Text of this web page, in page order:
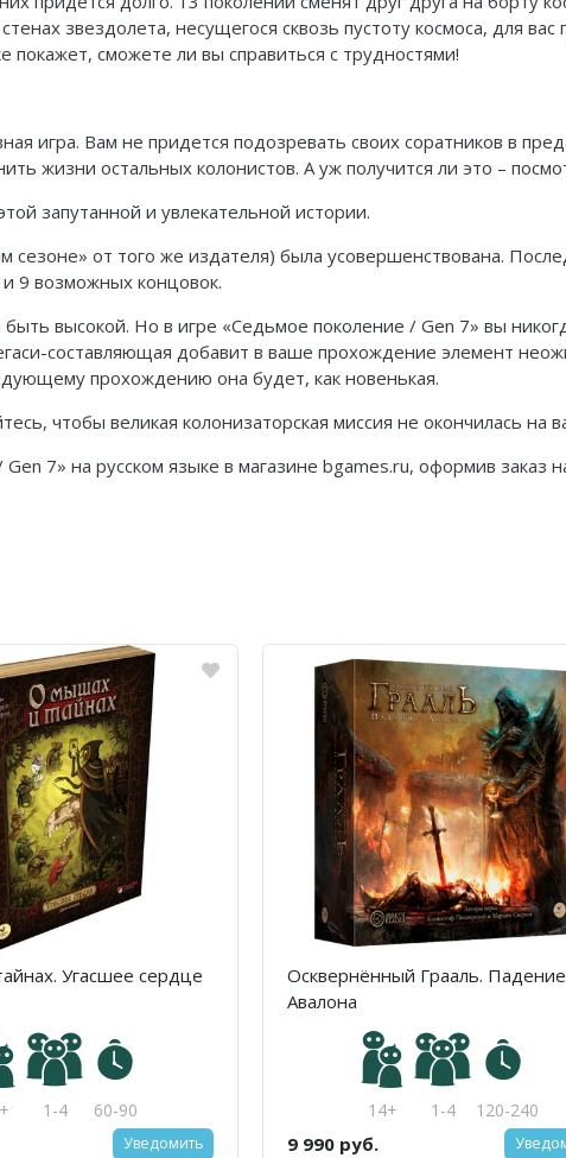
звездолета, несущегося сквозь пустоту космоса, для
покажет, сможете ли вы справиться с трудностями!
игра. Вам не придется подозревать своих соратников в
жизни остальных колонистов. А уж получится ли это –
запутанной и увлекательной истории.
сезоне» от того же издателя) была усовершенствована.
9 возможных концовок.
высокой. Но в игре «Седьмое поколение / Gen 7» вы
составляющая добавит в ваше прохождение элемент
прохождению она будет, как новенькая.
чтобы великая колонизаторская миссия не окончилась на
7» на русском языке в магазине bgames.ru, оформив заказ
Угасшее сердце
1-4 60-90
Уведомить
Осквернённый Грааль. Падение
Авалона
14+ 1-4 120-240
9 990 руб.